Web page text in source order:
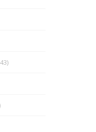
<strike> <strong>